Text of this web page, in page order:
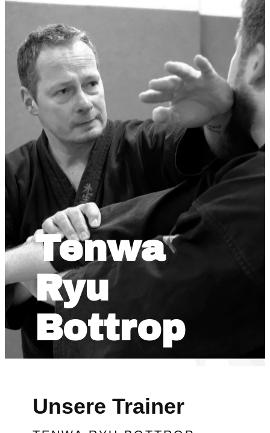
Tenwa
Ryu
Bottrop
Unsere Trainer